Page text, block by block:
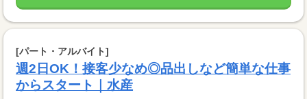
[パート・アルバイト]
週2日OK！接客少なめ◎品出しなど簡単な仕事
からスタート｜水産